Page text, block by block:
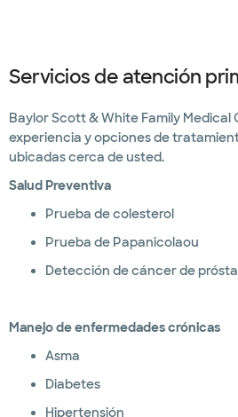
Servicios de atención
Baylor Scott & White Family
experiencia y opciones de
ubicadas cerca de usted.
Salud Preventiva
Prueba de colesterol
Prueba de Papanicolaou
Detección de cáncer de
Manejo de enfermedades crónicas
Asma
Diabetes
Hipertensión